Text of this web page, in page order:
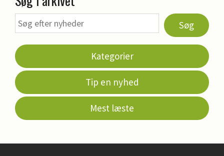
Søg
Kategorier
Tip en nyhed
Mest læste